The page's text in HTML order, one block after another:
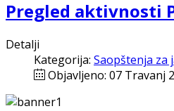
Pregled aktivnosti
Detalji
Kategorija: Saopštenja za
Objavljeno: 07 Travanj